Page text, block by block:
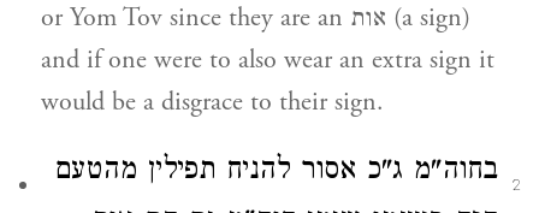
or Yom Tov since they are an אות (a sign)
and if one were to also wear an extra sign it
would be a disgrace to their sign.
2 בחוה"מ ג"כ אסור להניח תפילין מהטעם